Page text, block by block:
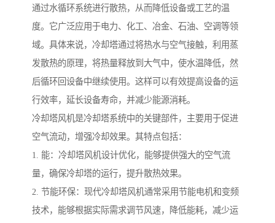
通过水循环系统进行散热，从而降低设备或工艺的温
度。它广泛应用于电力、化工、冶金、石油、空调等领
域。具体来说，冷却塔通过将热水与空气接触，利用蒸
发散热的原理，将热量释放到大气中，使水温降低，然
后循环回设备中继续使用。这样可以有效提高设备的运
行效率，延长设备寿命，并减少能源消耗。
冷却塔风机是冷却塔系统中的关键部件，主要用于促进
空气流动，增强冷却效果。其特点包括：
1. 能：冷却塔风机设计优化，能够提供强大的空气流
量，确保冷却塔的运行，提升散热效果。
2. 节能环保：现代冷却塔风机通常采用节能电机和变频
技术，能够根据实际需求调节风速，降低能耗，减少运